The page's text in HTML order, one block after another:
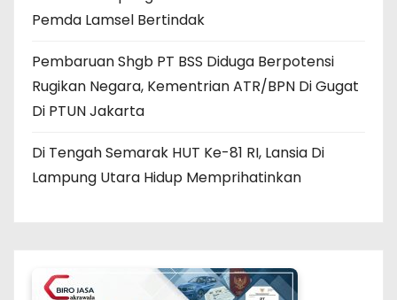
Pemda Lamsel Bertindak
Pembaruan Shgb PT BSS Diduga Berpotensi
Rugikan Negara, Kementrian ATR/BPN Di Gugat
Di PTUN Jakarta
Di Tengah Semarak HUT Ke-81 RI, Lansia Di
Lampung Utara Hidup Memprihatinkan